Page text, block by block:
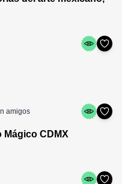
amigos
CDMX